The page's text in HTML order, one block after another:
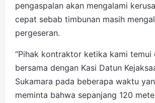
pengaspalan akan mengalami
cepat sebab timbunan masih
pergeseran.
“Pihak kontraktor ketika kami temui
bersama dengan Kasi Datun
Sukamara pada beberapa waktu
meminta bahwa sepanjang 120